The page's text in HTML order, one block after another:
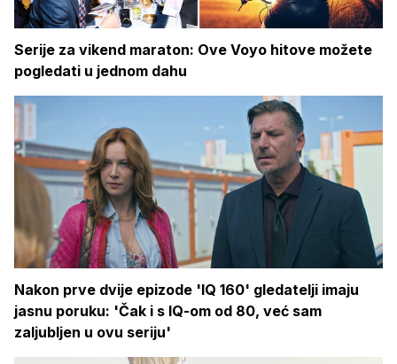
Serije za vikend maraton: Ove Voyo hitove možete
pogledati u jednom dahu
Nakon prve dvije epizode 'IQ 160' gledatelji imaju
jasnu poruku: 'Čak i s IQ-om od 80, već sam
zaljubljen u ovu seriju'